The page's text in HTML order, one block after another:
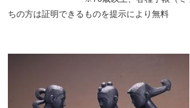
ちの方は証明できるものを提示により無料